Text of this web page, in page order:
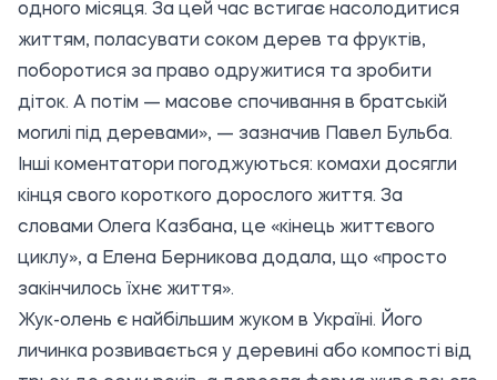
одного місяця. За цей час встигає насолодитися
життям, поласувати соком дерев та фруктів,
поборотися за право одружитися та зробити
діток. А потім — масове спочивання в братській
могилі під деревами», — зазначив Павел Бульба.
Інші коментатори погоджуються: комахи досягли
кінця свого короткого дорослого життя. За
словами Олега Казбана, це «кінець життєвого
циклу», а Елена Берникова додала, що «просто
закінчилось їхнє життя».
Жук-олень є найбільшим жуком в Україні. Його
личинка розвивається у деревині або компості від